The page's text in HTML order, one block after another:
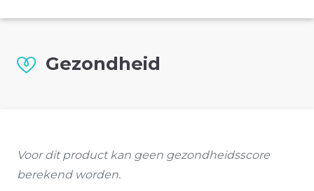
Gezondheid
Voor dit product kan geen gezondheidsscore
berekend worden.